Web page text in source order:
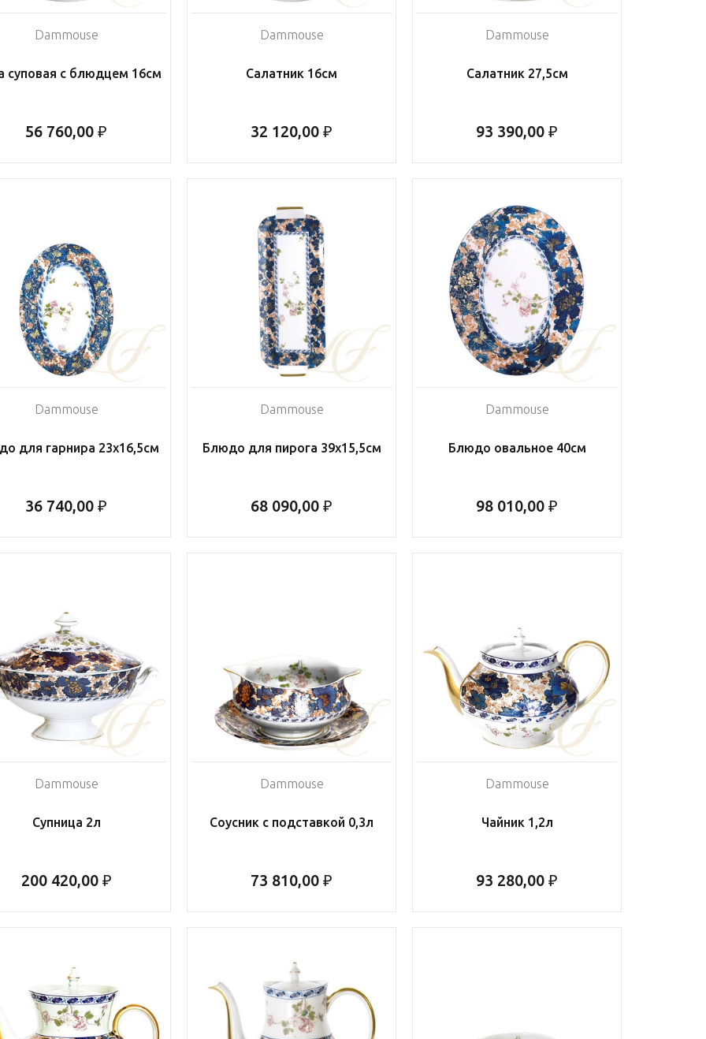
Dammouse
суповая с блюдцем 16см
56 760,00 ₽
Dammouse
Салатник 16см
32 120,00 ₽
Dammouse
Салатник 27,5см
93 390,00 ₽
Dammouse
для гарнира 23х16,5см
36 740,00 ₽
Dammouse
Блюдо для пирога 39х15,5см
68 090,00 ₽
Dammouse
Блюдо овальное 40см
98 010,00 ₽
Dammouse
Супница 2л
200 420,00 ₽
Dammouse
Соусник с подставкой 0,3л
73 810,00 ₽
Dammouse
Чайник 1,2л
93 280,00 ₽